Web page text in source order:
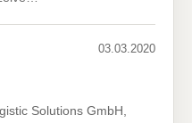
03.03.2020
Solutions GmbH,